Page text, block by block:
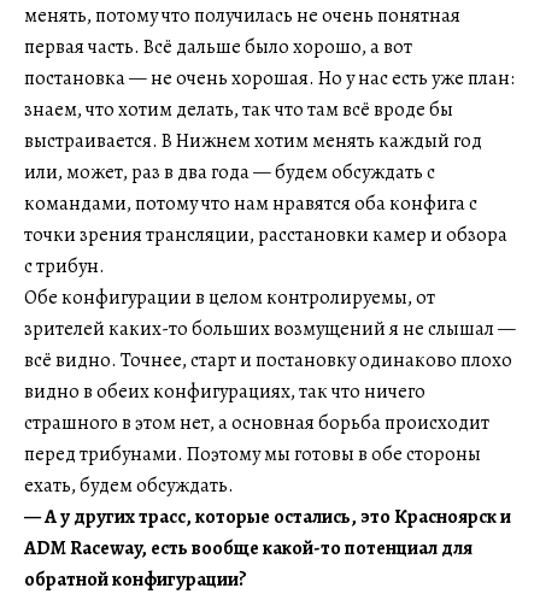
менять, потому что получилась не очень понятная
первая часть. Всё дальше было хорошо, а вот
постановка — не очень хорошая. Но у нас есть уже план:
знаем, что хотим делать, так что там всё вроде бы
выстраивается. В Нижнем хотим менять каждый год
или, может, раз в два года — будем обсуждать с
командами, потому что нам нравятся оба конфига с
точки зрения трансляции, расстановки камер и обзора
с трибун.
Обе конфигурации в целом контролируемы, от
зрителей каких-то больших возмущений я не слышал —
всё видно. Точнее, старт и постановку одинаково плохо
видно в обеих конфигурациях, так что ничего
страшного в этом нет, а основная борьба происходит
перед трибунами. Поэтому мы готовы в обе стороны
ехать, будем обсуждать.
— А у других трасс, которые остались, это Красноярск и
ADM Raceway, есть вообще какой-то потенциал для
обратной конфигурации?